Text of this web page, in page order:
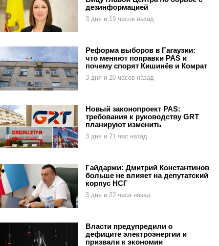
дезинформацией
3 дня и 19 часов назад
Реформа выборов в Гагаузии:
что меняют поправки PAS и
почему спорят Кишинёв и Комрат
3 дня и 20 часов назад
Новый законопроект PAS:
требования к руководству GRT
планируют изменить
3 дня и 21 час назад
Гайдаржи: Дмитрий Константинов
больше не влияет на депутатский
корпус НСГ
3 дня и 22 часа назад
Власти предупредили о
дефиците электроэнергии и
призвали к экономии